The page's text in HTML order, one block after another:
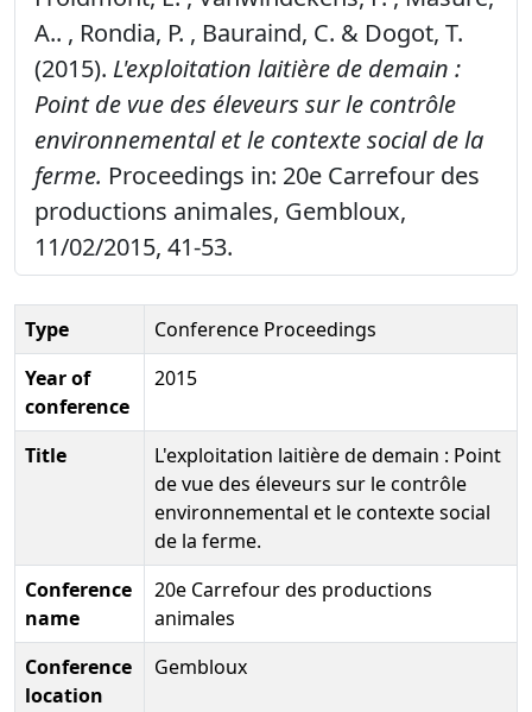
A.. , Rondia, P. , Bauraind, C. & Dogot, T.
(2015). L'exploitation laitière de demain :
Point de vue des éleveurs sur le contrôle
environnemental et le contexte social de la
ferme. Proceedings in: 20e Carrefour des
productions animales, Gembloux,
11/02/2015, 41-53.
Type
Conference Proceedings
Year of
conference
2015
Title
L'exploitation laitière de demain : Point
de vue des éleveurs sur le contrôle
environnemental et le contexte social
de la ferme.
Conference
name
20e Carrefour des productions
animales
Conference
location
Gembloux